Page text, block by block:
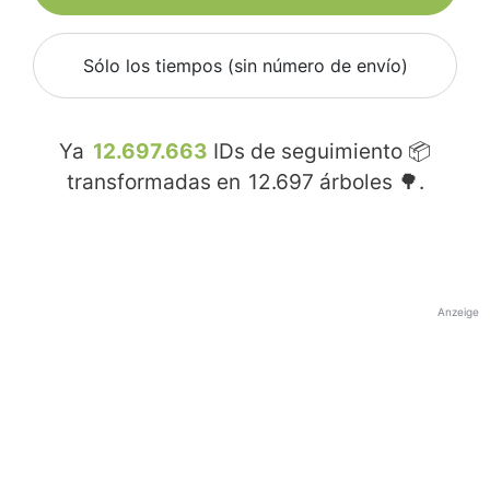
Sólo los tiempos (sin número de envío)
Ya 12.697.663 IDs de seguimiento 📦
transformadas en 12.697 árboles 🌳.
Anzeige